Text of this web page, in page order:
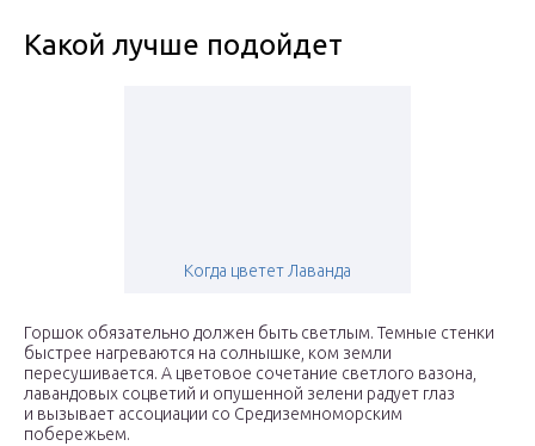
Какой лучше подойдет
Когда цветет Лаванда
Горшок обязательно должен быть светлым. Темные стенки
быстрее нагреваются на солнышке, ком земли
пересушивается. А цветовое сочетание светлого вазона,
лавандовых соцветий и опушенной зелени радует глаз
и вызывает ассоциации со Средиземноморским
побережьем.